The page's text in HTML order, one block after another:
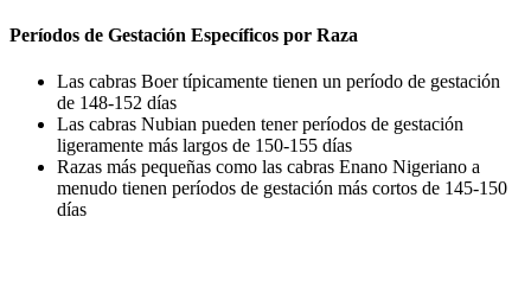
Períodos de Gestación Específicos por Raza
Las cabras Boer típicamente tienen un período de gestación
de 148-152 días
Las cabras Nubian pueden tener períodos de gestación
ligeramente más largos de 150-155 días
Razas más pequeñas como las cabras Enano Nigeriano a
menudo tienen períodos de gestación más cortos de 145-150
días